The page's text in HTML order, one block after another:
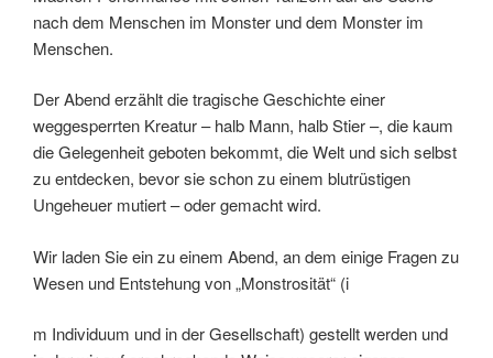
nach dem Menschen im Monster und dem Monster im
Menschen.
Der Abend erzählt die tragische Geschichte einer
weggesperrten Kreatur – halb Mann, halb Stier –, die kaum
die Gelegenheit geboten bekommt, die Welt und sich selbst
zu entdecken, bevor sie schon zu einem blutrüstigen
Ungeheuer mutiert – oder gemacht wird.
Wir laden Sie ein zu einem Abend, an dem einige Fragen zu
Wesen und Entstehung von „Monstrosität“ (i
m Individuum und in der Gesellschaft) gestellt werden und